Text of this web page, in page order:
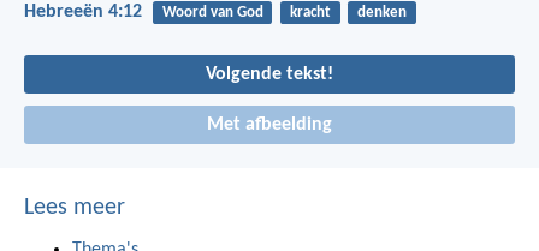
Hebreeën 4:12 Woord van God kracht denken
Volgende tekst!
Met afbeelding
Lees meer